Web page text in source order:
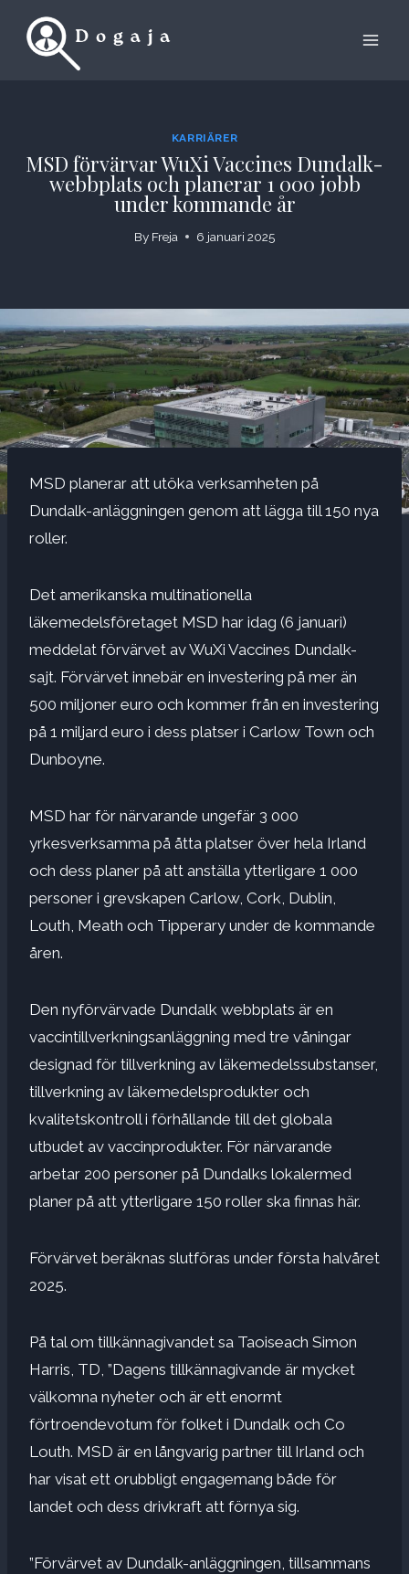
KARRIÄRER
MSD förvärvar WuXi Vaccines Dundalk-
webbplats och planerar 1 000 jobb
under kommande år
By Freja 6 januari 2025
MSD planerar att utöka verksamheten på
Dundalk-anläggningen genom att lägga till 150 nya
roller.
Det amerikanska multinationella
läkemedelsföretaget MSD har idag (6 januari)
meddelat förvärvet av WuXi Vaccines Dundalk-
sajt. Förvärvet innebär en investering på mer än
500 miljoner euro och kommer från en investering
på 1 miljard euro i dess platser i Carlow Town och
Dunboyne.
MSD har för närvarande ungefär 3 000
yrkesverksamma på åtta platser över hela Irland
och dess planer på att anställa ytterligare 1 000
personer i grevskapen Carlow, Cork, Dublin,
Louth, Meath och Tipperary under de kommande
åren.
Den nyförvärvade Dundalk webbplats är en
vaccintillverkningsanläggning med tre våningar
designad för tillverkning av läkemedelssubstanser,
tillverkning av läkemedelsprodukter och
kvalitetskontroll i förhållande till det globala
utbudet av vaccinprodukter. För närvarande
arbetar 200 personer på Dundalks lokalermed
planer på att ytterligare 150 roller ska finnas här.
Förvärvet beräknas slutföras under första halvåret
2025.
På tal om tillkännagivandet sa Taoiseach Simon
Harris, TD, ”Dagens tillkännagivande är mycket
välkomna nyheter och är ett enormt
förtroendevotum för folket i Dundalk och Co
Louth. MSD är en långvarig partner till Irland och
har visat ett orubbligt engagemang både för
landet och dess drivkraft att förnya sig.
”Förvärvet av Dundalk-anläggningen, tillsammans